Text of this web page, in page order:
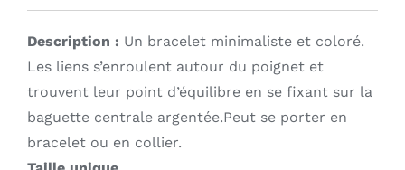
Description : Un bracelet minimaliste et coloré.
Les liens s’enroulent autour du poignet et
trouvent leur point d’équilibre en se fixant sur la
baguette centrale argentée.Peut se porter en
bracelet ou en collier.